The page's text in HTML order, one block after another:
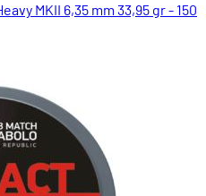
MKII 6,35 mm 33,95 gr - 150